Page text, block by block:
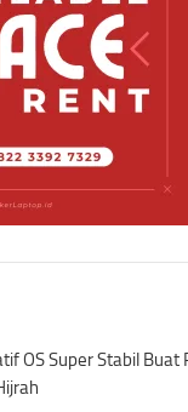
OS Super Stabil Buat